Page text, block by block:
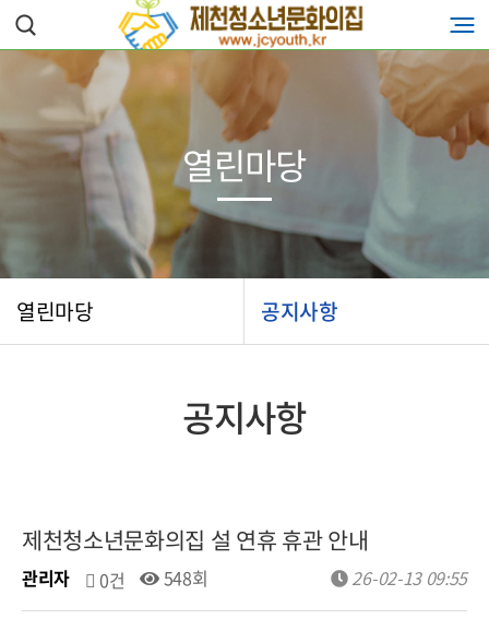
열린마당 공지사항
열린마당
공지사항
제천청소년문화의집 설 연휴 휴관 안내
관리자 0건 548회 26-02-13 09:55